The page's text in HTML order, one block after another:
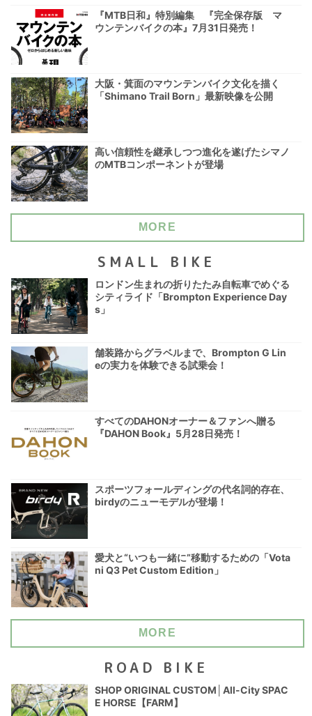
『MTB日和』特別編集 『完全保存版 マ
ウンテンバイクの本』7月31日発売！
大阪・箕面のマウンテンバイク文化を描く
「Shimano Trail Born」最新映像を公開
高い信頼性を継承しつつ進化を遂げたシマノ
のMTBコンポーネントが登場
MORE
SMALL BIKE
ロンドン生まれの折りたたみ自転車でめぐる
シティライド「Brompton Experience Day
s」
舗装路からグラベルまで、Brompton G Lin
eの実力を体験できる試乗会！
すべてのDAHONオーナー＆ファンへ贈る
『DAHON Book』5月28日発売！
スポーツフォールディングの代名詞的存在、
birdyのニューモデルが登場！
愛犬と“いつも一緒に”移動するための「Vota
ni Q3 Pet Custom Edition」
MORE
ROAD BIKE
SHOP ORIGINAL CUSTOM│All-City SPAC
E HORSE【FARM】